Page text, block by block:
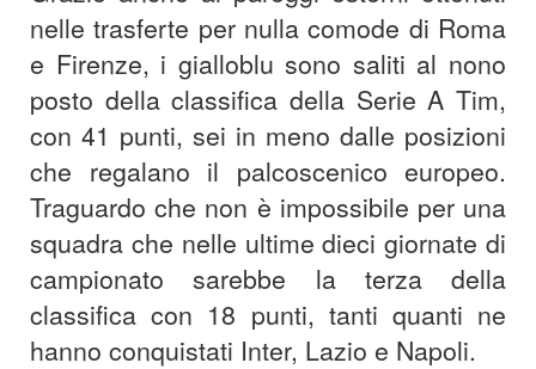
nelle trasferte per nulla comode di Roma
e Firenze, i gialloblu sono saliti al nono
posto della classifica della Serie A Tim,
con 41 punti, sei in meno dalle posizioni
che regalano il palcoscenico europeo.
Traguardo che non è impossibile per una
squadra che nelle ultime dieci giornate di
campionato sarebbe la terza della
classifica con 18 punti, tanti quanti ne
hanno conquistati Inter, Lazio e Napoli.